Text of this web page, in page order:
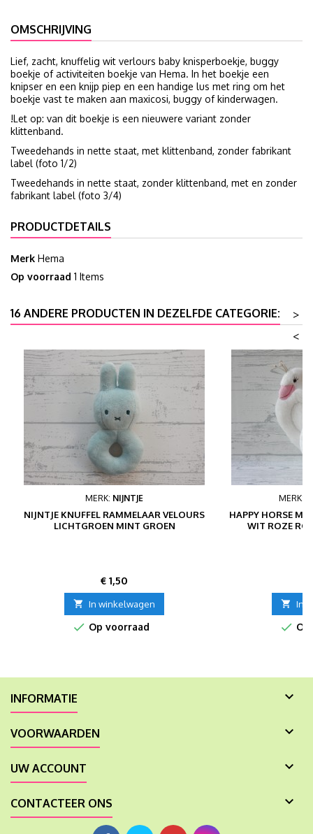
OMSCHRIJVING
Lief, zacht, knuffelig wit verlours baby knisperboekje, buggy
boekje of activiteiten boekje van Hema. In het boekje een
knipser en een knijp piep en een handige lus met ring om het
boekje vast te maken aan maxicosi, buggy of kinderwagen.
!Let op: van dit boekje is een nieuwere variant zonder
klittenband.
Tweedehands in nette staat, met klittenband, zonder fabrikant
label (foto 1/2)
Tweedehands in nette staat, zonder klittenband, met en zonder
fabrikant label (foto 3/4)
PRODUCTDETAILS
Merk Hema
Op voorraad 1 Items
16 ANDERE PRODUCTEN IN DEZELFDE CATEGORIE:
>
<
MERK: NIJNTJE
NIJNTJE KNUFFEL RAMMELAAR VELOURS
LICHTGROEN MINT GROEN
Prijs
€ 1,50
 In winkelwagen
 Op voorraad
MERK:
HAPPY HORSE
WIT ROZE
 In

INFORMATIE 
VOORWAARDEN 
UW ACCOUNT 
CONTACTEER ONS 